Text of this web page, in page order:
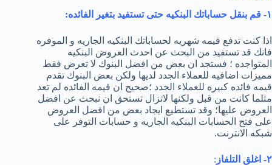
١- قم بنقل حساباتك البنكيه حتى تستفيد بتغير الفائده:
اذا كنت تدفع قيمه شهريه لحساباتك البنكيه الجاريه و الموفره
فانك قد تستفيد من البحث عن احدث العروض البنكيه
المتواجده ؛ فستجد ان بعض من افضل البنوك لا تعرض فقط
مميزات اضافيه للعملاء الجدد لديها ولكن بعض البنوك تقدم
قيمه فائده كبيره للعملاء الجدد ؛صحيح ان قيمه الفائده لم تعد
مثلما كانت من قبل ولكنها لاتزال تستحق ان نبحث عن افضل
العروض عليها؛ وقد تستطيع ايجاد بعض من افضل العروض
على فتح الحسابات البنكيه الجاريه و حسابات التوفر على
شبكه الانترنت.
٢- اغلق التلفاز :